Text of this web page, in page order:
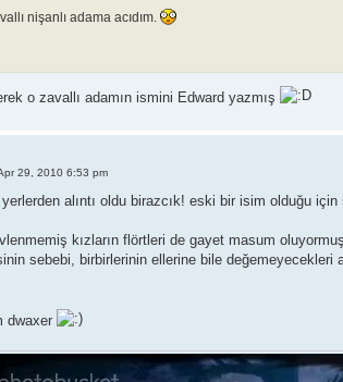
nişanlı adama acıdım.
o zavallı adamın ismini Edward yazmış
29, 2010 6:53 pm
alıntı oldu birazcık! eski bir isim olduğu için
kızların flörtleri de gayet masum
sebebi, birbirlerinin ellerine bile
dwaxer